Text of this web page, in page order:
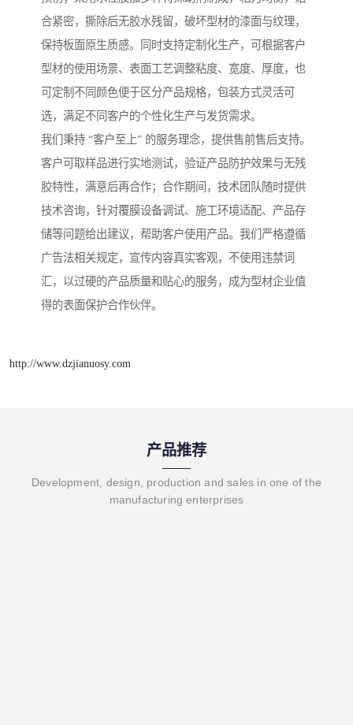
合紧密，撕除后无胶水残留，破坏型材的漆面与纹理，
保持板面原生质感。同时支持定制化生产，可根据客户
型材的使用场景、表面工艺调整粘度、宽度、厚度，也
可定制不同颜色便于区分产品规格，包装方式灵活可
选，满足不同客户的个性化生产与发货需求。
我们秉持 “客户至上” 的服务理念，提供售前售后支持。
客户可取样品进行实地测试，验证产品防护效果与无残
胶特性，满意后再合作；合作期间，技术团队随时提供
技术咨询，针对覆膜设备调试、施工环境适配、产品存
储等问题给出建议，帮助客户使用产品。我们严格遵循
广告法相关规定，宣传内容真实客观，不使用违禁词
汇，以过硬的产品质量和贴心的服务，成为型材企业值
得的表面保护合作伙伴。
http://www.dzjianuosy.com
产品推荐
Development, design, production and sales in one of the
manufacturing enterprises